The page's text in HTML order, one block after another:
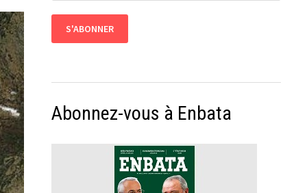
Abonnez-vous à Enbata